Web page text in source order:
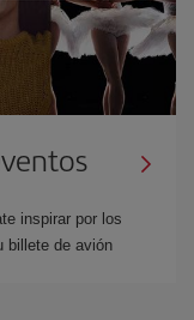
inspirar por los
billete de avión